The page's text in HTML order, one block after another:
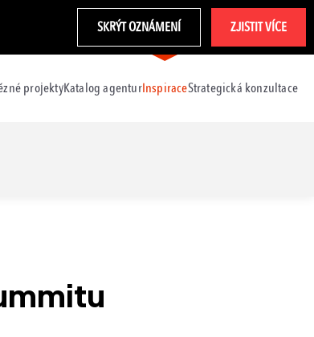
SKRÝT OZNÁMENÍ ZJISTIT VÍCE
projektyKatalog agenturInspiraceStrategická konzultace